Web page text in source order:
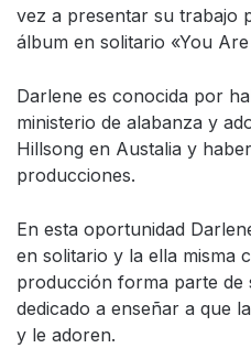
vez a presentar su trabajo
álbum en solitario «You
Darlene es conocida por
ministerio de alabanza y
Hillsong en Austalia y
producciones.
En esta oportunidad
en solitario y la ella misma
producción forma parte de
dedicado a enseñar a que
y le adoren.